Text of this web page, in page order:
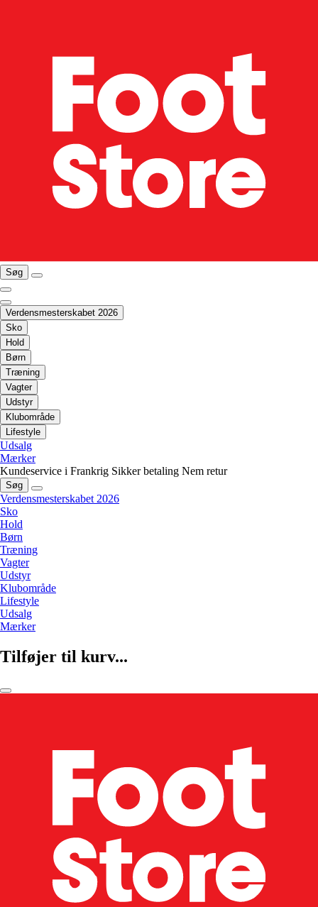
Søg
Verdensmesterskabet 2026
Sko
Hold
Børn
Træning
Vagter
Udstyr
Klubområde
Lifestyle
Udsalg
Mærker
Kundeservice i Frankrig Sikker betaling Nem retur
Søg
Verdensmesterskabet 2026
Sko
Hold
Børn
Træning
Vagter
Udstyr
Klubområde
Lifestyle
Udsalg
Mærker
Tilføjer til kurv...